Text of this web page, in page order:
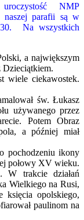
NMP
parafii są w
Na wszystkich
a największym
Dzieciątkiem.
wiele ciekawostek.
św. Łukasz
używanego przez
Potem Obraz
a później miał
pochodzeniu ikony
połowy XV wieku.
W trakcie działań
Wielkiego na Rusi,
opolskiego,
paulinom na